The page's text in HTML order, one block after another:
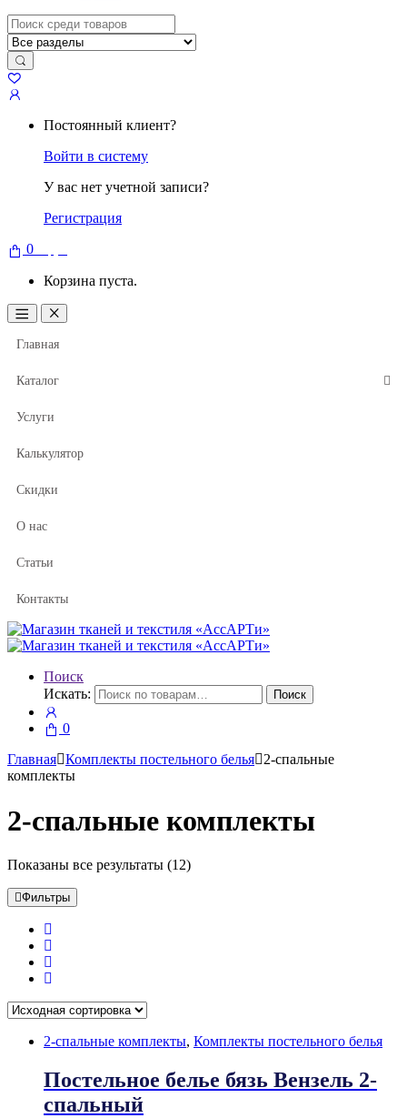
Искать:
Постоянный клиент?
Войти в систему
У вас нет учетной записи?
Регистрация
0
Корзина пуста.
Главная
Каталог
Услуги
Калькулятор
Скидки
О нас
Статьи
Контакты
Поиск
Искать:
Поиск
0
Главная Комплекты постельного белья
2-спальные
комплекты
2-спальные комплекты
Показаны все результаты (12)
Фильтры
2-спальные комплекты, Комплекты постельного белья
Постельное белье бязь Вензель 2-
спальный